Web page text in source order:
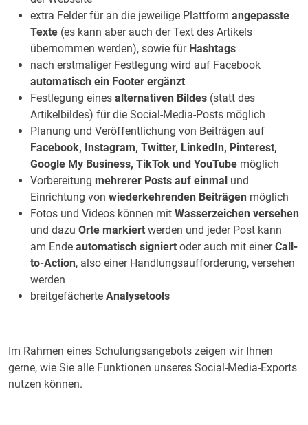
extra Felder für an die jeweilige Plattform angepasste
Texte (es kann aber auch der Text des Artikels
übernommen werden), sowie für Hashtags
nach erstmaliger Festlegung wird auf Facebook
automatisch ein Footer ergänzt
Festlegung eines alternativen Bildes (statt des
Artikelbildes) für die Social-Media-Posts möglich
Planung und Veröffentlichung von Beiträgen auf
Facebook, Instagram, Twitter, LinkedIn, Pinterest,
Google My Business, TikTok und YouTube möglich
Vorbereitung mehrerer Posts auf einmal und
Einrichtung von wiederkehrenden Beiträgen möglich
Fotos und Videos können mit Wasserzeichen versehen
und dazu Orte markiert werden und jeder Post kann
am Ende automatisch signiert oder auch mit einerCall-
to-Action, also einer Handlungsaufforderung, versehen
werden
breitgefächerte Analysetools
Im Rahmen eines Schulungsangebots zeigen wir Ihnen
gerne, wie Sie alle Funktionen unseres Social-Media-Exports
nutzen können.